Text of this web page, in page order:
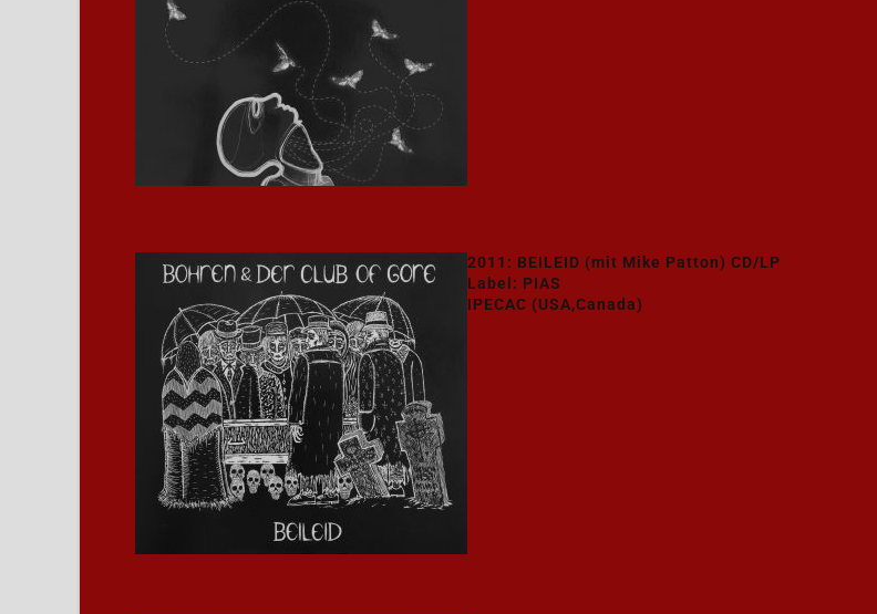
2011: BEILEID (mit Mike Patton) CD/LP
Label: PIAS
IPECAC (USA,Canada)